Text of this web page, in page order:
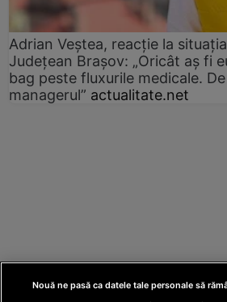
Adrian Veștea, reacție la
Județean Brașov: „Oricât aș fi
bag peste fluxurile medicale.
managerul” actualitate.net
Nouă ne pasă ca datele tale personale să